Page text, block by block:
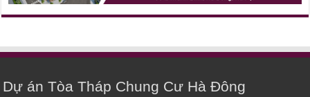
Dự án Tòa Tháp Chung Cư Hà Đông